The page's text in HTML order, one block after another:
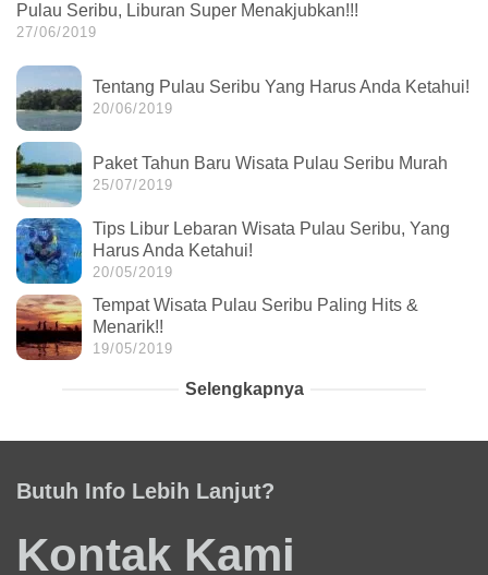
Pulau Seribu, Liburan Super Menakjubkan!!!
27/06/2019
Tentang Pulau Seribu Yang Harus Anda Ketahui!
20/06/2019
Paket Tahun Baru Wisata Pulau Seribu Murah
25/07/2019
Tips Libur Lebaran Wisata Pulau Seribu, Yang
Harus Anda Ketahui!
20/05/2019
Tempat Wisata Pulau Seribu Paling Hits &
Menarik!!
19/05/2019
Selengkapnya
Butuh Info Lebih Lanjut?
Kontak Kami